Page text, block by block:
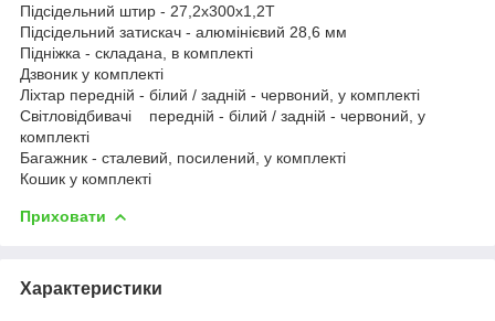
Підсідельний штир - 27,2х300х1,2T
Підсідельний затискач - алюмінієвий 28,6 мм
Підніжка - складана, в комплекті
Дзвоник у комплекті
Ліхтар передній - білий / задній - червоний, у комплекті
Світловідбивачі передній - білий / задній - червоний, у
комплекті
Багажник - сталевий, посилений, у комплекті
Кошик у комплекті
Приховати
Характеристики